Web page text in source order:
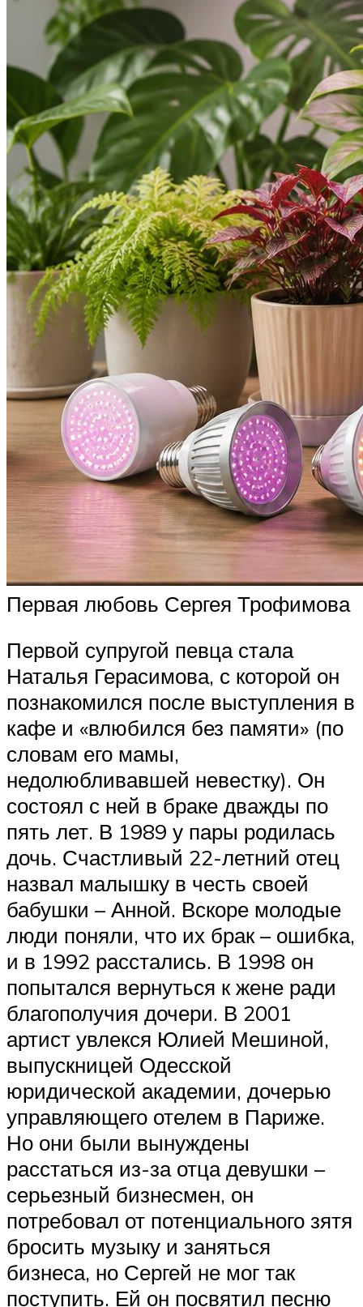
Первая любовь Сергея Трофимова
Первой супругой певца стала
Наталья Герасимова, с которой он
познакомился после выступления в
кафе и «влюбился без памяти» (по
словам его мамы,
недолюбливавшей невестку). Он
состоял с ней в браке дважды по
пять лет. В 1989 у пары родилась
дочь. Счастливый 22-летний отец
назвал малышку в честь своей
бабушки – Анной. Вскоре молодые
люди поняли, что их брак – ошибка,
и в 1992 расстались. В 1998 он
попытался вернуться к жене ради
благополучия дочери. В 2001
артист увлекся Юлией Мешиной,
выпускницей Одесской
юридической академии, дочерью
управляющего отелем в Париже.
Но они были вынуждены
расстаться из-за отца девушки –
серьезный бизнесмен, он
потребовал от потенциального зятя
бросить музыку и заняться
бизнеса, но Сергей не мог так
поступить. Ей он посвятил песню